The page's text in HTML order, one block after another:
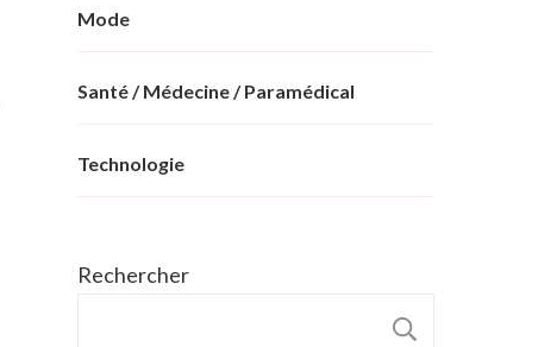
Mode
Santé / Médecine / Paramédical
Technologie
Rechercher